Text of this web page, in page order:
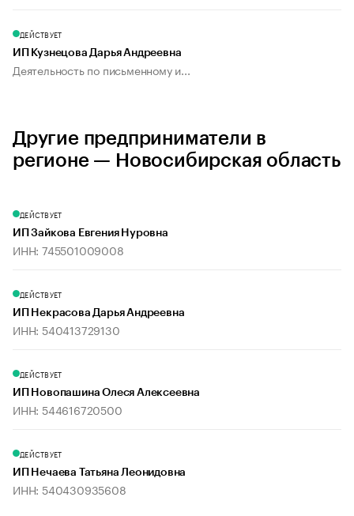
ДЕЙСТВУЕТ
ИП Кузнецова Дарья Андреевна
Деятельность по письменному и...
Другие предприниматели в
регионе — Новосибирская область
ДЕЙСТВУЕТ
ИП Зайкова Евгения Нуровна
ИНН: 745501009008
ДЕЙСТВУЕТ
ИП Некрасова Дарья Андреевна
ИНН: 540413729130
ДЕЙСТВУЕТ
ИП Новопашина Олеся Алексеевна
ИНН: 544616720500
ДЕЙСТВУЕТ
ИП Нечаева Татьяна Леонидовна
ИНН: 540430935608